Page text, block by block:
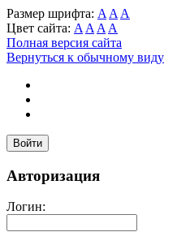
Размер шрифта: A A A
Цвет сайта: A A A A
Полная версия сайта
Вернуться к обычному виду
Войти
Авторизация
Логин: